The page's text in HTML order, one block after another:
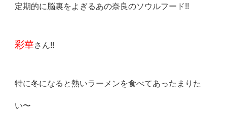
定期的に脳裏をよぎるあの奈良のソウルフード!!
彩華さん!!
特に冬になると熱いラーメンを食べてあったまりた
い〜